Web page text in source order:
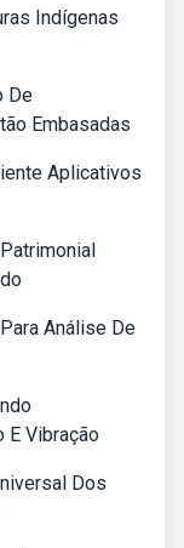
Indígenas
De
Embasadas
Aplicativos
Análise De
E Vibração
Dos